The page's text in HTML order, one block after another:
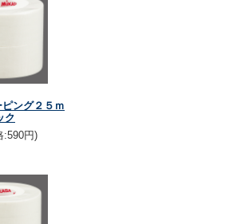
ング２５ｍ
ク
:590円)